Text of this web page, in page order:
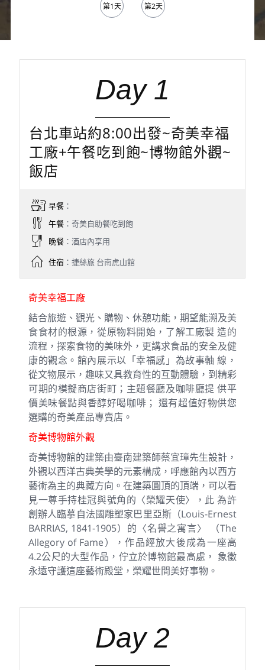
第1天 第2天
Day 1
台北車站約8:00出發~奇美幸福
工廠+午餐吃到飽~博物館外觀~
飯店
早餐：
午餐：奇美自助餐吃到飽
晚餐：酒店內享用
住宿：捷絲旅 台南虎山館
奇美幸福工廠
結合旅遊、觀光、購物、休憩功能，期望能溯及美
食食材的根源，從原物料開始，了解工廠製 造的
流程，探索食物的美味外，更講求食品的安全及健
康的觀念。館內展示以「幸福感」為故事軸 線，
從文物展示，趣味又具教育性的互動體驗，到精彩
可期的模擬商店街町；主題餐廳及咖啡廳提 供平
價美味餐點與香醇好喝咖啡； 還有超值好物供您
選購的奇美產品專賣店。
奇美博物館外觀
奇美博物館的建築由臺南建築師蔡宜璋先生設計，
外觀以西洋古典美學的元素構成，呼應館內以西方
藝術為主的典藏方向。在建築圓頂的頂端，可以看
見一尊手持桂冠與號角的〈榮耀天使〉，此 為許
創辦人臨摹自法國雕塑家巴里亞斯（Louis-Ernest
BARRIAS, 1841-1905）的〈名譽之寓言〉 （The
Allegory of Fame），作品經放大後成為一座高
4.2公尺的大型作品，佇立於博物館最高處， 象徵
永遠守護這座藝術殿堂，榮耀世間美好事物。
Day 2